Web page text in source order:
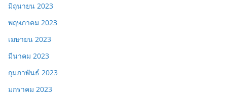
มิถุนายน 2023
พฤษภาคม 2023
เมษายน 2023
มีนาคม 2023
กุมภาพันธ์ 2023
มกราคม 2023